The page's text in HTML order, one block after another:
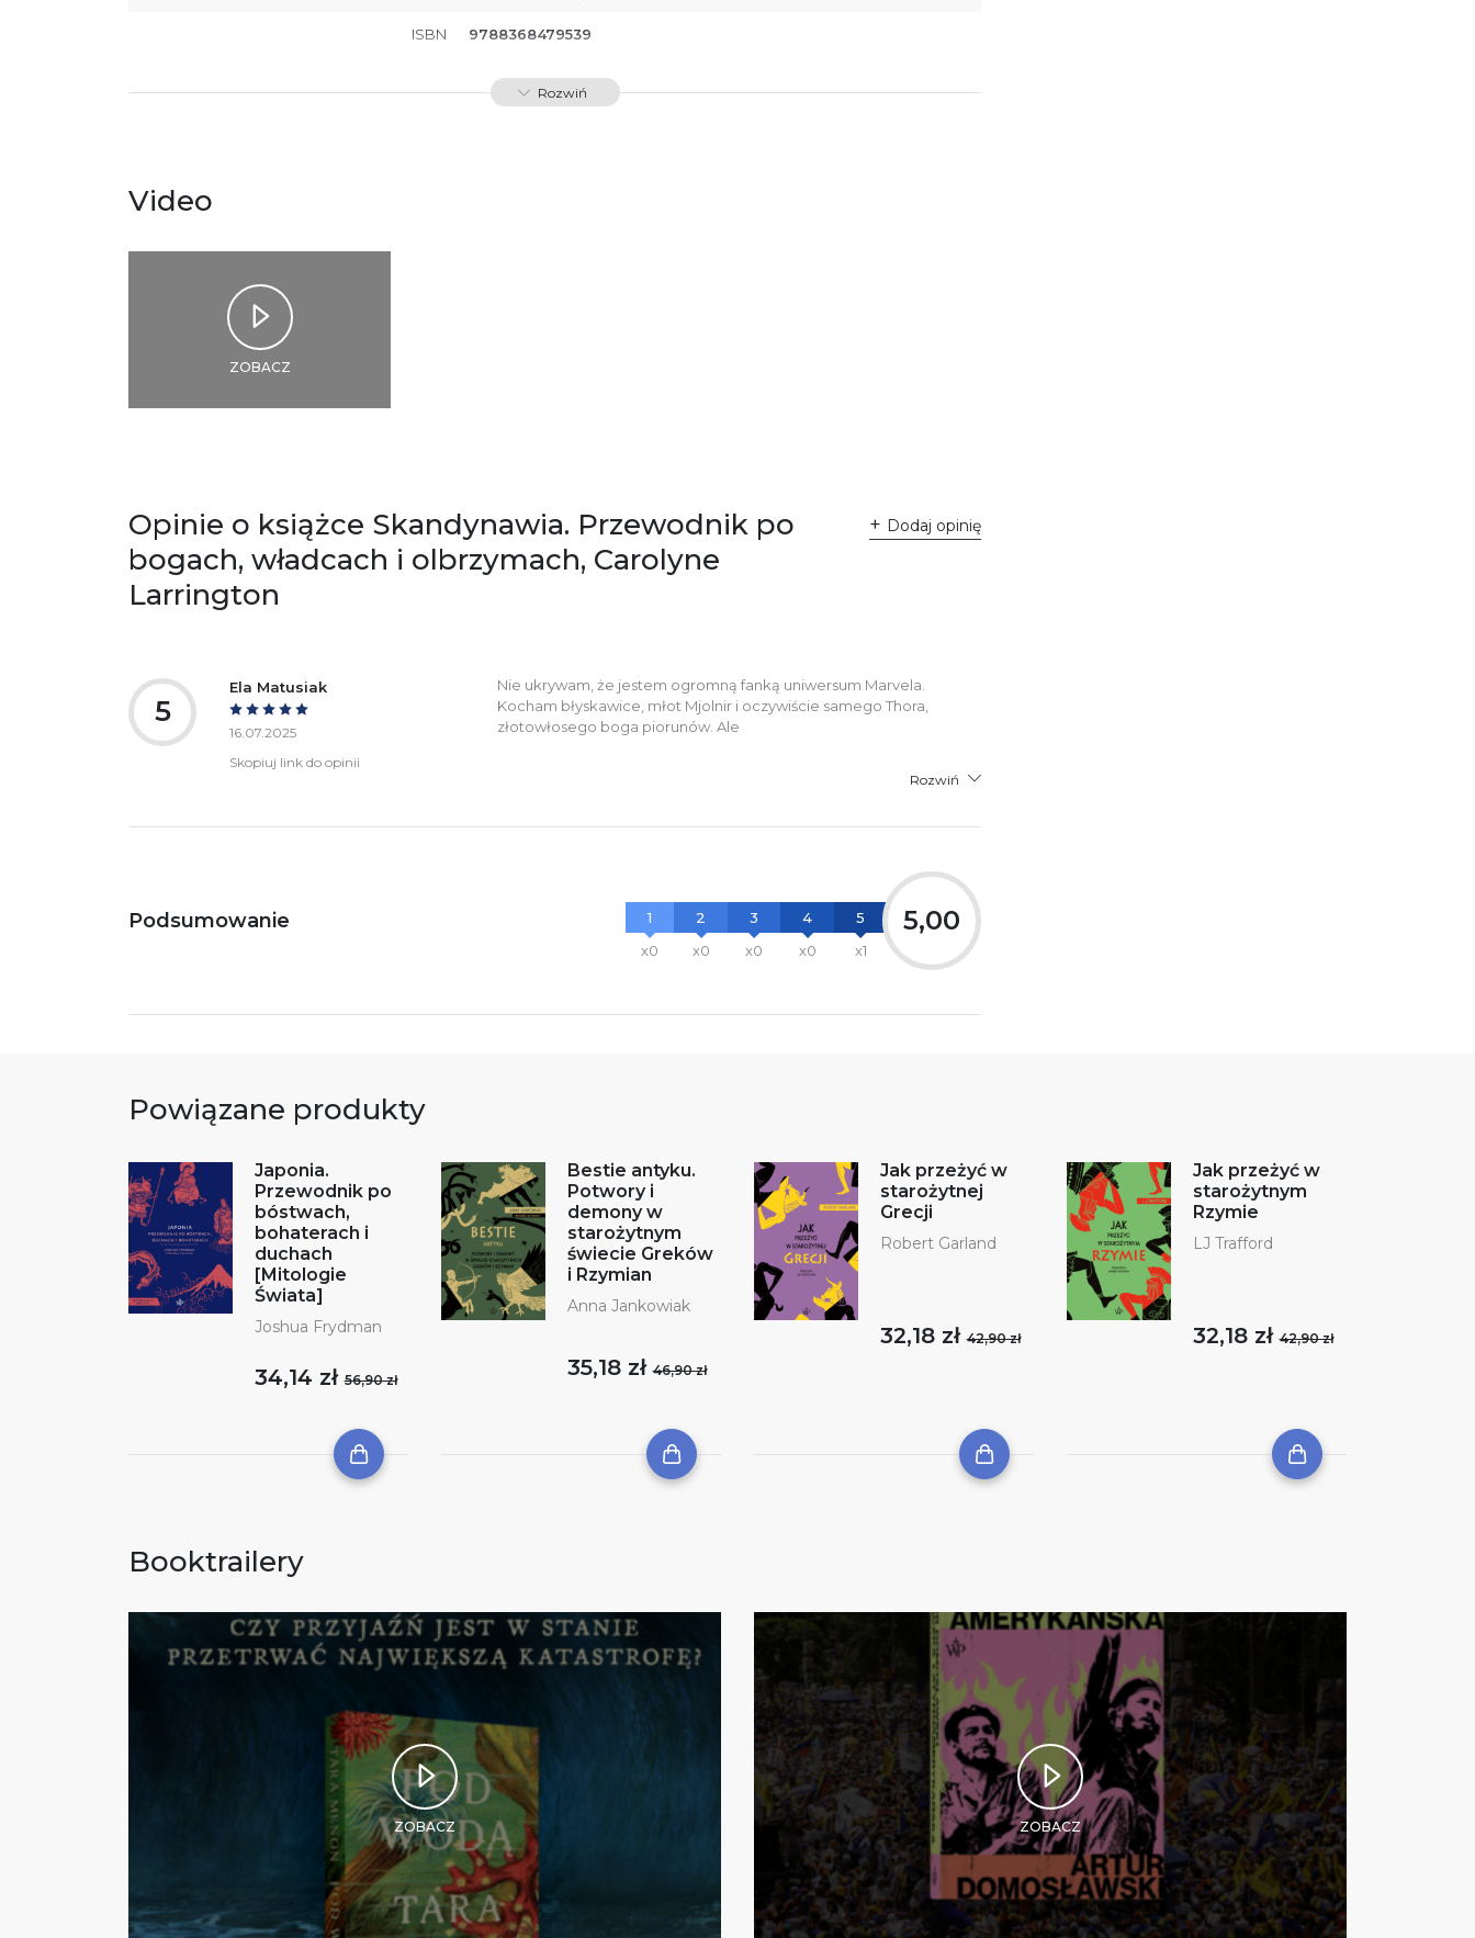
ISBN 9788368479539
K800950
Ostrzeżenia oraz informacje dotyczące
Rozwiń
Video
ZOBACZ
Opinie o książce Skandynawia. Przewodnik po
bogach, władcach i olbrzymach, Carolyne
Larrington
Dodaj opinię
5
Ela Matusiak
16.07.2025
Skopiuj link do opinii
Nie ukrywam, że jestem ogromną fanką uniwersum Marvela.
Kocham błyskawice, młot Mjolnir i oczywiście samego Thora,
złotowłosego boga piorunów. Ale
Rozwiń
Podsumowanie
1
x0
2
x0
3
x0
4
x0
5
x1
5,00
Powiązane produkty
Japonia.
Przewodnik po
bóstwach,
bohaterach i
duchach
[Mitologie
Świata]
Joshua Frydman
34,14 zł56,90 zł
Bestie antyku.
Potwory i
demony w
starożytnym
świecie Greków
i Rzymian
Anna Jankowiak
35,18 zł46,90 zł
Jak przeżyć w
starożytnej
Grecji
Robert Garland
32,18 zł42,90 zł
Jak przeżyć w
starożytnym
Rzymie
LJ Trafford
32,18 zł42,90 zł
Booktrailery
ZOBACZ ZOBACZ